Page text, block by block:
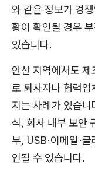
와 같은 정보가 경
황이 확인될 경우
있습니다.
안산 지역에서도
로 퇴사자나 협력
지는 사례가 있습
식, 회사 내부 보안
부, USB·이메일·
인될 수 있습니다.